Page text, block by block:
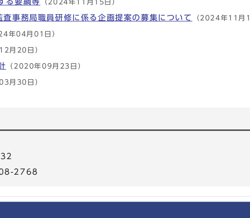
（2024年11月15日）
事務局職員研修に係る企画提案の募集について （2024年11月
年04月01日）
月20日）
（2020年09月23日）
月30日）
2768